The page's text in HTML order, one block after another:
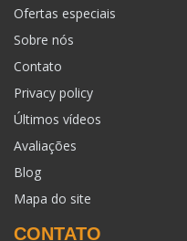
Ofertas especiais
Sobre nós
Contato
Privacy policy
Últimos vídeos
Avaliações
Blog
Mapa do site
CONTATO